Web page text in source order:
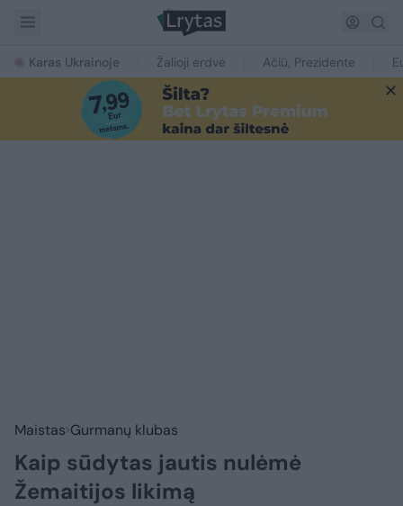
Karas Ukrainoje Žalioji erdvė Ačiū, Prezidente
Maistas Gurmanų klubas
Kaip sūdytas jautis nulėmė
Žemaitijos likimą